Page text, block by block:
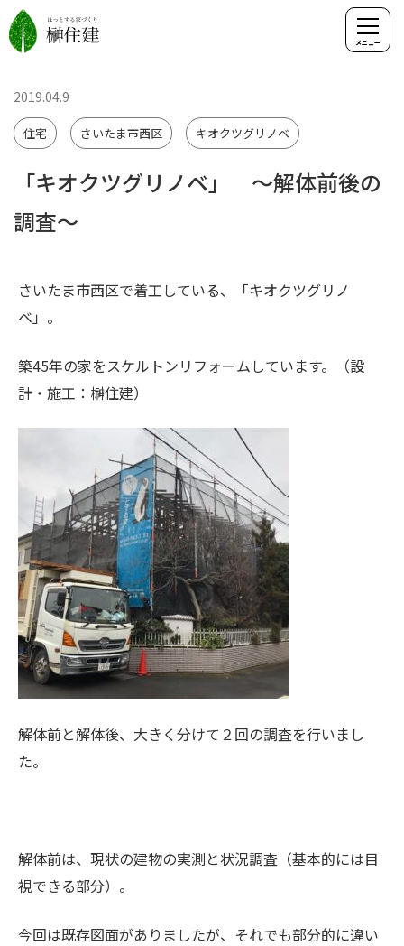
「キオクツグリノベ」 ～解体前後の
調査～
2019.04.9
住宅 さいたま市西区 キオクツグリノベ
さいたま市西区で着工している、「キオクツグリノ
ベ」。
築45年の家をスケルトンリフォームしています。（設
計・施工：榊住建）
解体前と解体後、大きく分けて２回の調査を行いまし
た。
解体前は、現状の建物の実測と状況調査（基本的には目
視できる部分）。
今回は既存図面がありましたが、それでも部分的に違い